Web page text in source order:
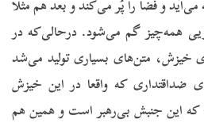
و فضا را پُر می‌کند و بعد هم مثلا
همه‌چیز گم می‌شود. در‌حالی‌که در
خیزش، متن‌های بسیاری تولید می‌شد
ضداقتداری که واقعا در این خیزش
که این جنبش بی‌رهبر است و همین هم